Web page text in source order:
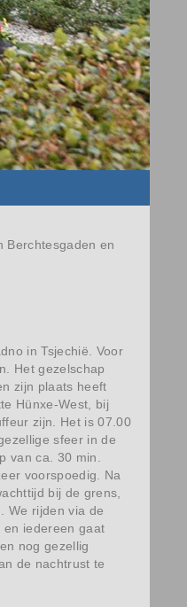
Berchtesgaden en
in Tsjechië. Voor
Het gezelschap
zijn plaats heeft
Hünxe-West, bij
zijn. Het is 07.00
sfeer in de
van ca. 30 min.
voorspoedig. Na
bij de grens,
We rijden via de
en iedereen gaat
nog gezellig
de nachtrust te